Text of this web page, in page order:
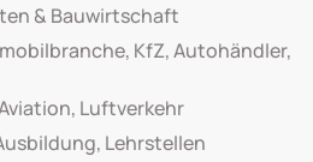
& Bauwirtschaft
KfZ, Autohändler,
Luftverkehr
Lehrstellen